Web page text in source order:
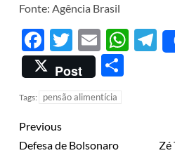
Fonte: Agência Brasil
Facebook
Twitter
Email
Post
Tags: pensão alimentícia
Previous
Defesa de Bolsonaro
Zé